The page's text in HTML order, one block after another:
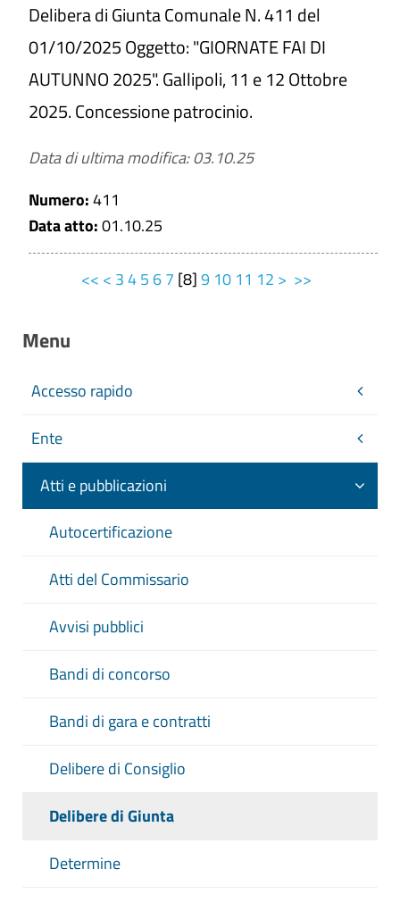
Delibera di Giunta Comunale N. 411 del
01/10/2025 Oggetto: "GIORNATE FAI DI
AUTUNNO 2025". Gallipoli, 11 e 12 Ottobre
2025. Concessione patrocinio.
Data di ultima modifica: 03.10.25
Numero:411
Data atto:01.10.25
<< < 345 67 [8]9 10 11 12 > >>
Menu
Accesso rapido
Ente
Atti e pubblicazioni
Autocertificazione
Atti del Commissario
Avvisi pubblici
Bandi di concorso
Bandi di gara e contratti
Delibere di Consiglio
Delibere di Giunta
Determine